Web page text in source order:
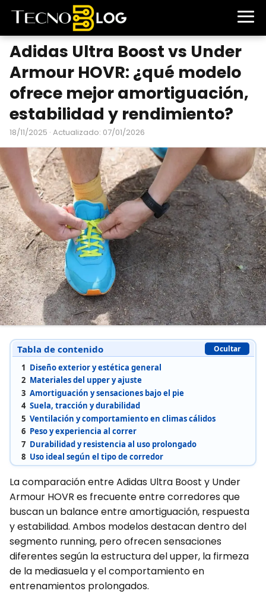
Adidas Ultra Boost vs Under
Armour HOVR: ¿qué modelo
ofrece mejor amortiguación,
estabilidad y rendimiento?
18/11/2025 · Actualizado: 07/01/2026
Tabla de contenido Ocultar
1 Diseño exterior y estética general
2 Materiales del upper y ajuste
3 Amortiguación y sensaciones bajo el pie
4 Suela, tracción y durabilidad
5 Ventilación y comportamiento en climas cálidos
6 Peso y experiencia al correr
7 Durabilidad y resistencia al uso prolongado
8 Uso ideal según el tipo de corredor
La comparación entre Adidas Ultra Boost y Under
Armour HOVR es frecuente entre corredores que
buscan un balance entre amortiguación, respuesta
y estabilidad. Ambos modelos destacan dentro del
segmento running, pero ofrecen sensaciones
diferentes según la estructura del upper, la firmeza
de la mediasuela y el comportamiento en
entrenamientos prolongados.